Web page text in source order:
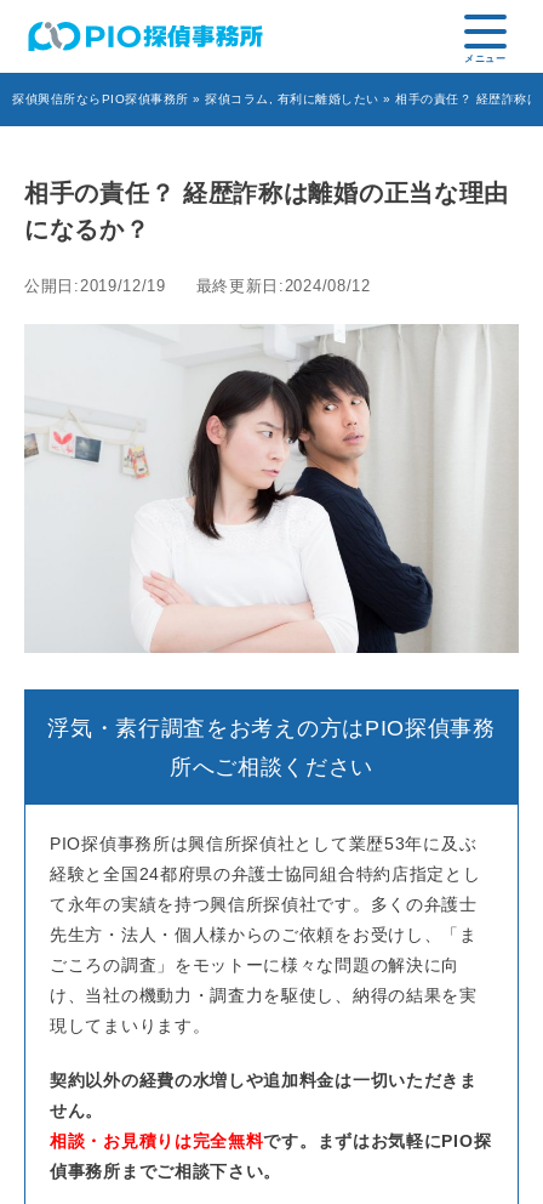
探偵興信所ならPIO探偵事務所 » 探偵コラム 有利に離婚したい » 相手の責任？ 経歴詐称
相手の責任？ 経歴詐称は離婚の正当な理由
になるか？
公開日:2019/12/19 最終更新日:2024/08/12
浮気・素行調査をお考えの方はPIO探偵事務
所へご相談ください
PIO探偵事務所は興信所探偵社として業歴53年に及ぶ
経験と全国24都府県の弁護士協同組合特約店指定とし
て永年の実績を持つ興信所探偵社です。多くの弁護士
先生方・法人・個人様からのご依頼をお受けし、「ま
ごころの調査」をモットーに様々な問題の解決に向
け、当社の機動力・調査力を駆使し、納得の結果を実
現してまいります。
契約以外の経費の水増しや追加料金は一切いただきま
せん。
相談・お見積りは完全無料です。まずはお気軽にPIO探
偵事務所までご相談下さい。